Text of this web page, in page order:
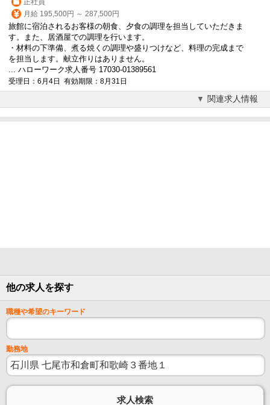
正社員
月給 195,500円 ～ 287,500円
旅館に宿泊されるお客様の朝食、夕食の調理を担当していただきま
す。また、居酒屋での調理を行います。
・材料の下準備、煮る焼くの調理や盛りつけなど、料理の完成まで
を担当します。献立作りはありません。
... ハローワーク求人番号 17030-01389561
受理日：6月4日 有効期限：8月31日
関連求人情報
他の求人を探す
職種や希望のキーワード
勤務地